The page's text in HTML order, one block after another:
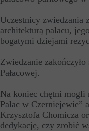
Uczestnicy zwiedzania
architekturą pałacu,
bogatymi dziejami
Zwiedzanie
Pałacowej.
Na koniec chętni mogli
Pałac w
Krzysztofa Chomicza
dedykację, czy zrobić